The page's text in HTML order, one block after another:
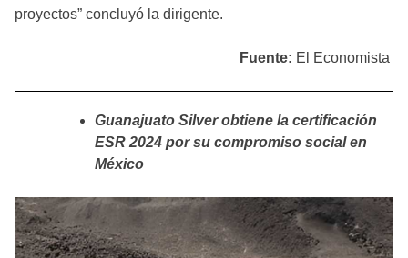
proyectos” concluyó la dirigente.
Fuente: El Economista
Guanajuato Silver obtiene la certificación
ESR 2024 por su compromiso social en
México